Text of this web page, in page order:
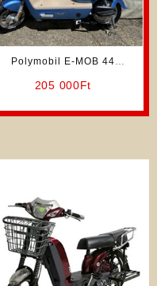
Polymobil E-MOB
Barna Színben)
205 000